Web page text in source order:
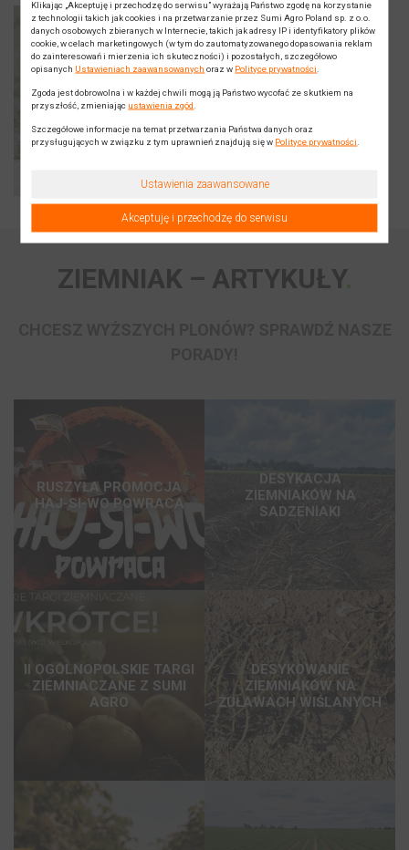
stonka ziemniaczana
ZIEMNIAK – ARTYKUŁY
RUSZYŁA PROMOCJA
HAJ-SI-WO POWRACA
DESYKACJA
ZIEMNIAKÓW NA
SADZENIAKI
II OGÓLNOPOLSKIE TARGI
ZIEMNIACZANE Z SUMI
AGRO
DESYKOWANIE
ZIEMNIAKÓW NA
ŻUŁAWACH WIŚLANYCH
Klikając „Akceptuję i przechodzę do serwisu” wyrażają Państwo zgodę na korzystanie
z technologii takich jak cookies i na przetwarzanie przez Sumi Agro Poland sp. z o.o.
danych osobowych zbieranych w Internecie, takich jak adresy IP i identyfikatory plików
cookie, w celach marketingowych (w tym do zautomatyzowanego dopasowania reklam
do zainteresowań i mierzenia ich skuteczności) i pozostałych, szczegółowo
opisanych Ustawieniach zaawansowanych oraz w Polityce prywatności
Zgoda jest dobrowolna i w każdej chwili mogą ją Państwo wycofać ze skutkiem na
przyszłość, zmieniając ustawienia zgód
Szczegółowe informacje na temat przetwarzania Państwa danych oraz
przysługujących w związku z tym uprawnień znajdują się w Polityce prywatności
Ustawienia zaawansowane
Akceptuję i przechodzę do serwisu